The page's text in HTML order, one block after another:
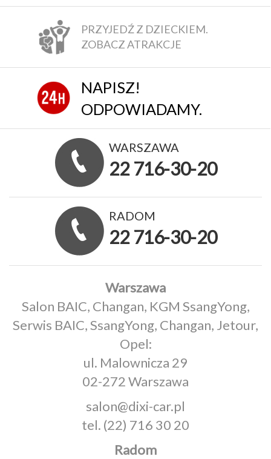
PRZYJEDŹ Z DZIECKIEM.
ZOBACZ ATRAKCJE
NAPISZ!
ODPOWIADAMY.
WARSZAWA
22 716-30-20
RADOM
22 716-30-20
Warszawa
Salon BAIC, Changan, KGM SsangYong,
Serwis BAIC, SsangYong, Changan, Jetour,
Opel:
ul. Malownicza 29
02-272 Warszawa
salon@dixi-car.pl
tel. (22) 716 30 20
Radom